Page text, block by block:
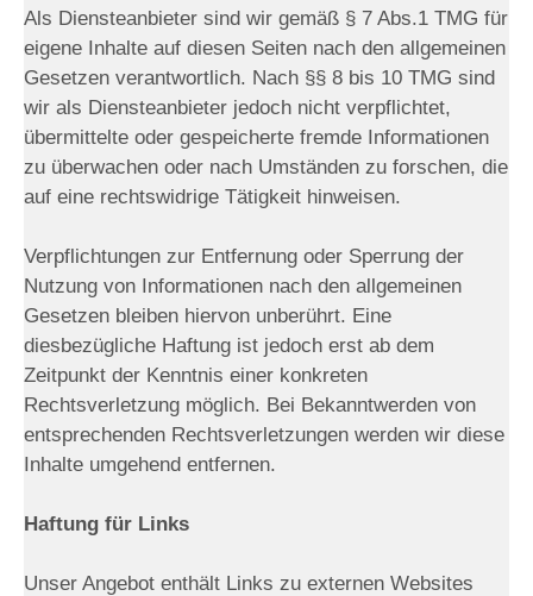
Als Diensteanbieter sind wir gemäß § 7 Abs.1 TMG für
eigene Inhalte auf diesen Seiten nach den allgemeinen
Gesetzen verantwortlich. Nach §§ 8 bis 10 TMG sind
wir als Diensteanbieter jedoch nicht verpflichtet,
übermittelte oder gespeicherte fremde Informationen
zu überwachen oder nach Umständen zu forschen, die
auf eine rechtswidrige Tätigkeit hinweisen.
Verpflichtungen zur Entfernung oder Sperrung der
Nutzung von Informationen nach den allgemeinen
Gesetzen bleiben hiervon unberührt. Eine
diesbezügliche Haftung ist jedoch erst ab dem
Zeitpunkt der Kenntnis einer konkreten
Rechtsverletzung möglich. Bei Bekanntwerden von
entsprechenden Rechtsverletzungen werden wir diese
Inhalte umgehend entfernen.
Haftung für Links
Unser Angebot enthält Links zu externen Websites